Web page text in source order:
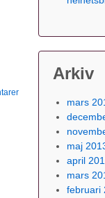
Arkiv
mars
maj
april
mars
februari